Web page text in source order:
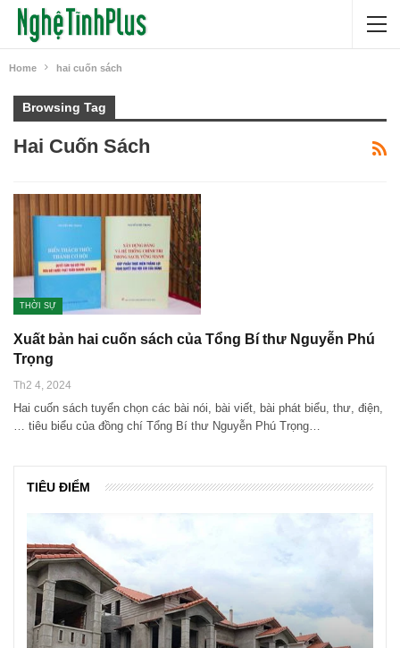
Home hai cuốn sách
Browsing Tag
Hai Cuốn Sách
THỜI SỰ
Xuất bản hai cuốn sách của Tổng Bí thư Nguyễn Phú
Trọng
Th2 4, 2024
Hai cuốn sách tuyển chọn các bài nói, bài viết, bài phát biểu, thư, điện,
… tiêu biểu của đồng chí Tổng Bí thư Nguyễn Phú Trọng…
TIÊU ĐIỂM